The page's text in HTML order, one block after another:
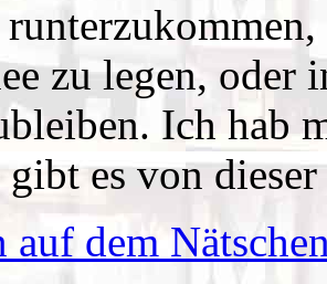
zu legen, oder
Ich hab
gibt es von
auf dem